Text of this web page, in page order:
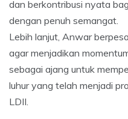
dan berkontribusi nyata
dengan penuh semangat.
Lebih lanjut, Anwar
agar menjadikan
sebagai ajang untuk
luhur yang telah menjadi
LDII.